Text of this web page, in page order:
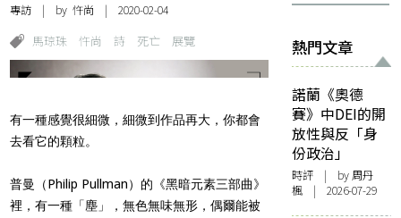
專訪 | by忤尚 | 2020-02-04
馬琼珠 忤尚 詩 死亡 展覽
有一種感覺很細微，細微到作品再大，你都會
去看它的顆粒。
普曼（Philip Pullman）的《黑暗元素三部曲》
裡，有一種「塵」，無色無味無形，偶爾能被
熱門文章
諾蘭《奧德
賽》中DEI的開
放性與反「身
份政治」
時評 | by周丹
楓 | 2026-07-29